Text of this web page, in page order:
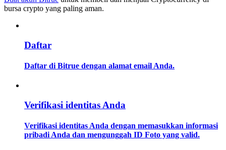
bursa crypto yang paling aman.
Daftar
Daftar di Bitrue dengan alamat email Anda.
Verifikasi identitas Anda
Verifikasi identitas Anda dengan memasukkan informasi
pribadi Anda dan mengunggah ID Foto yang valid.